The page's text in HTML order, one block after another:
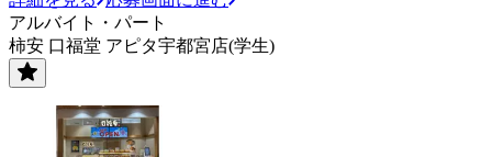
アルバイト・パート
柿安 口福堂 アピタ宇都宮店(学生)